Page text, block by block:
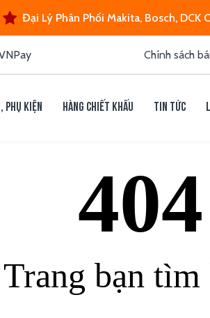
Đại Lý Phân Phối Makita, Bosch, DCK
Chính sách
phụ kiện Hàng chiết khấu Tin tức
404
bạn